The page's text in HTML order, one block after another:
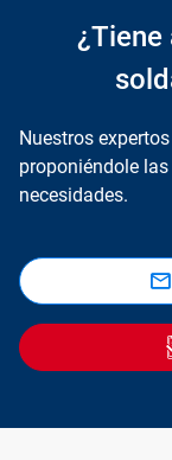
¿Tiene
Nuestros
proponiéndole
necesidades.